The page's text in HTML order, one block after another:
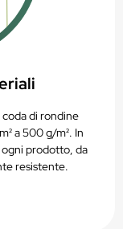
di rondine
a 500 g/m². In
prodotto, da
resistente.